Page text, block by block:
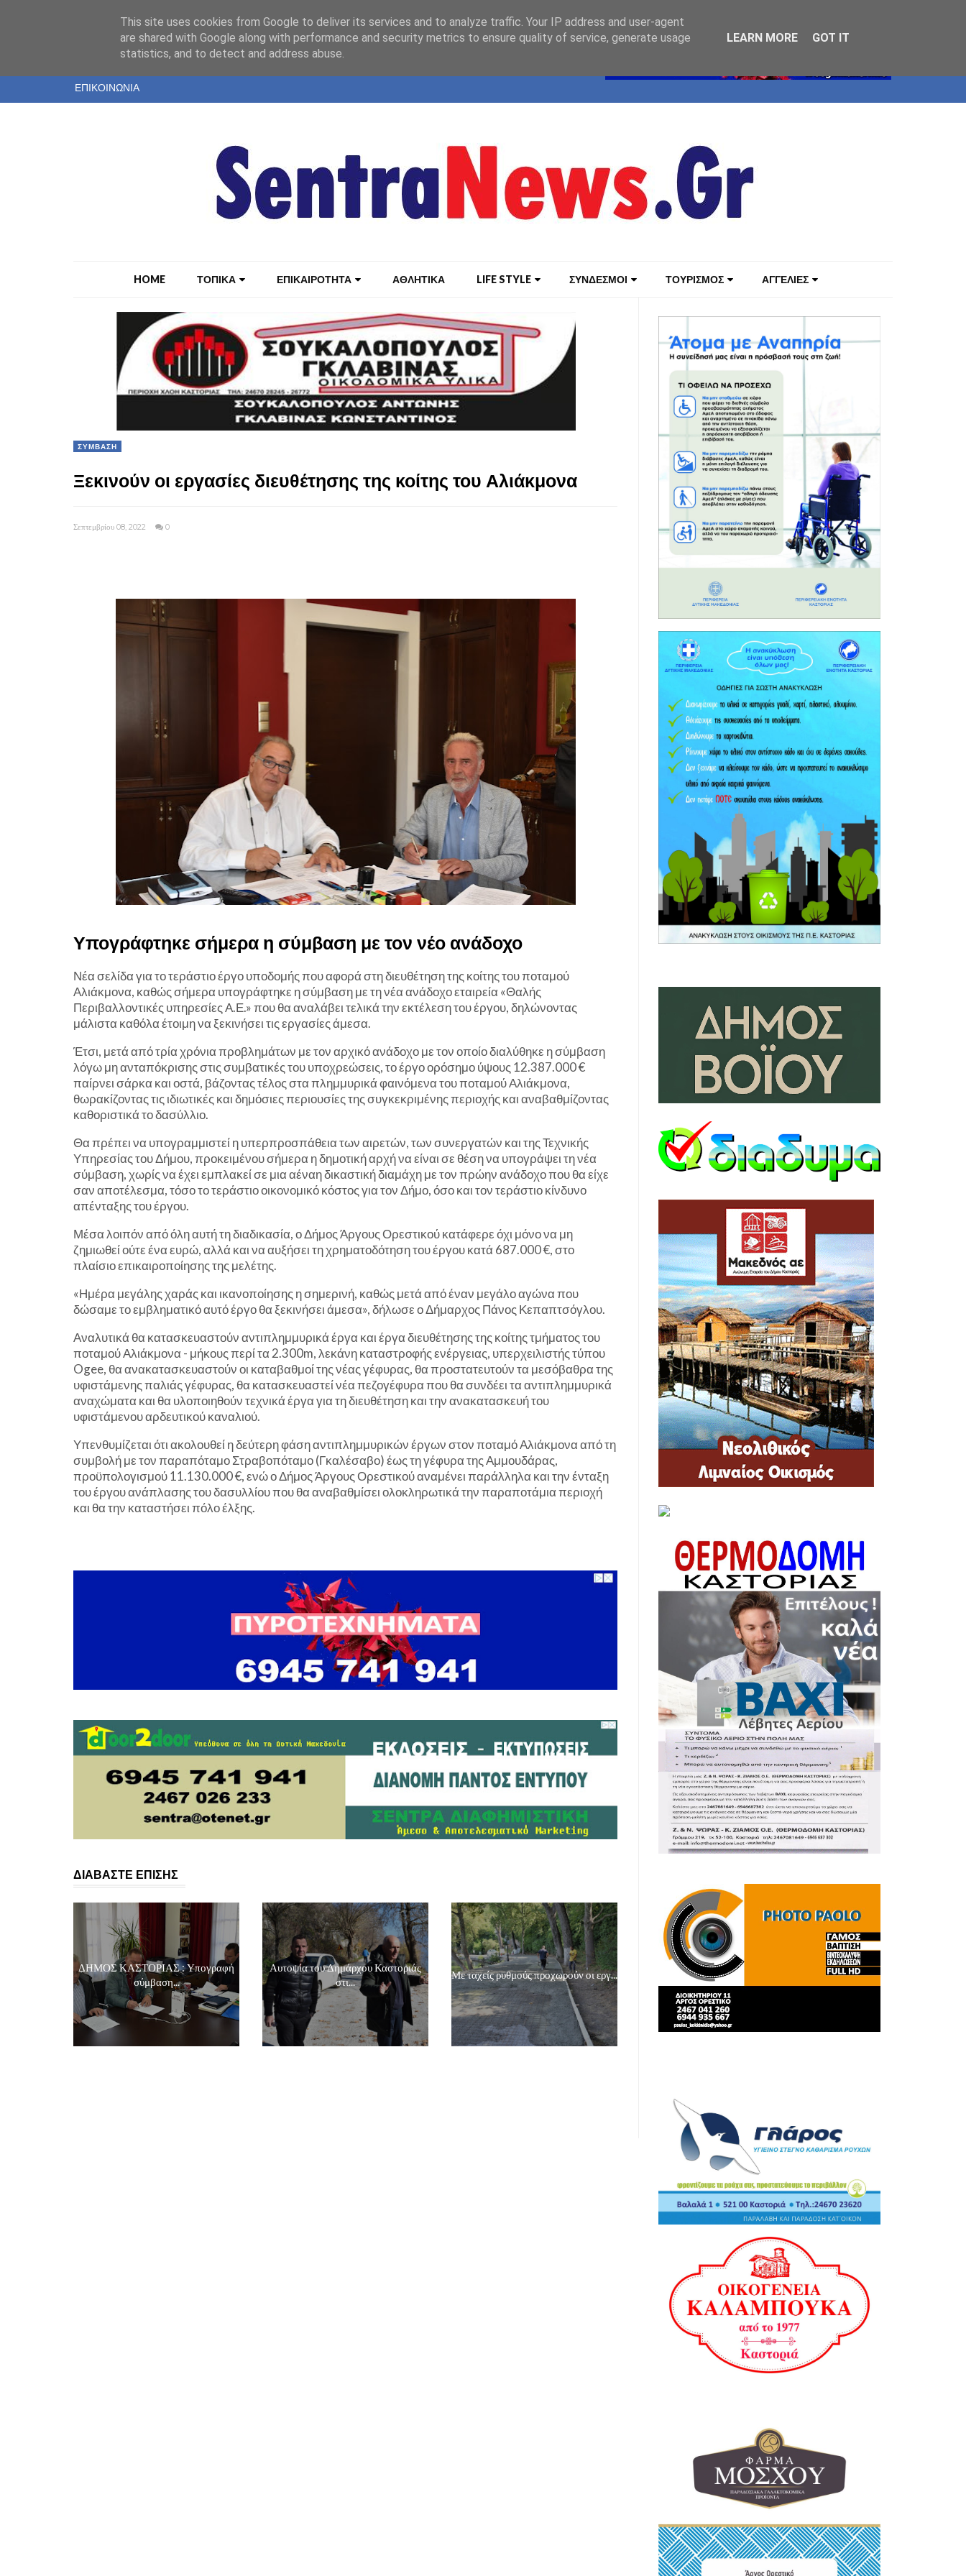
ΤΑΥΤΟΤΗΤΑ
ΕΝΤΥΠΗ ΕΚΔΟΣΗ
ΕΠΙΚΟΙΝΩΝΙΑ
HOME ΤΟΠΙΚΑ ΕΠΙΚΑΙΡΟΤΗΤΑ ΑΘΛΗΤΙΚΑ LIFE STYLE ΣΥΝΔΕΣΜΟΙ ΤΟΥΡΙΣΜΟΣ ΑΓΓΕΛΙΕΣ
ΣΥΜΒΑΣΗ
Ξεκινούν οι εργασίες διευθέτησης της κοίτης του Αλιάκμονα
Σεπτεμβρίου 08, 2022 0
Υπογράφτηκε σήμερα η σύμβαση με τον νέο ανάδοχο
Νέα σελίδα για το τεράστιο έργο υποδομής που αφορά στη διευθέτηση της κοίτης του ποταμού
Αλιάκμονα, καθώς σήμερα υπογράφτηκε η σύμβαση με τη νέα ανάδοχο εταιρεία «Θαλής
Περιβαλλοντικές υπηρεσίες Α.Ε.» που θα αναλάβει τελικά την εκτέλεση του έργου, δηλώνοντας
μάλιστα καθόλα έτοιμη να ξεκινήσει τις εργασίες άμεσα.
Έτσι, μετά από τρία χρόνια προβλημάτων με τον αρχικό ανάδοχο με τον οποίο διαλύθηκε η σύμβαση
λόγω μη ανταπόκρισης στις συμβατικές του υποχρεώσεις, το έργο ορόσημο ύψους 12.387.000 €
παίρνει σάρκα και οστά, βάζοντας τέλος στα πλημμυρικά φαινόμενα του ποταμού Αλιάκμονα,
θωρακίζοντας τις ιδιωτικές και δημόσιες περιουσίες της συγκεκριμένης περιοχής και αναβαθμίζοντας
καθοριστικά το δασύλλιο.
Θα πρέπει να υπογραμμιστεί η υπερπροσπάθεια των αιρετών, των συνεργατών και της Τεχνικής
Υπηρεσίας του Δήμου, προκειμένου σήμερα η δημοτική αρχή να είναι σε θέση να υπογράψει τη νέα
σύμβαση, χωρίς να έχει εμπλακεί σε μια αέναη δικαστική διαμάχη με τον πρώην ανάδοχο που θα είχε
σαν αποτέλεσμα, τόσο το τεράστιο οικονομικό κόστος για τον Δήμο, όσο και τον τεράστιο κίνδυνο
απένταξης του έργου.
Μέσα λοιπόν από όλη αυτή τη διαδικασία, ο Δήμος Άργους Ορεστικού κατάφερε όχι μόνο να μη
ζημιωθεί ούτε ένα ευρώ, αλλά και να αυξήσει τη χρηματοδότηση του έργου κατά 687.000 €, στο
πλαίσιο επικαιροποίησης της μελέτης.
«Ημέρα μεγάλης χαράς και ικανοποίησης η σημερινή, καθώς μετά από έναν μεγάλο αγώνα που
δώσαμε το εμβληματικό αυτό έργο θα ξεκινήσει άμεσα», δήλωσε ο Δήμαρχος Πάνος Κεπαπτσόγλου.
Αναλυτικά θα κατασκευαστούν αντιπλημμυρικά έργα και έργα διευθέτησης της κοίτης τμήματος του
ποταμού Αλιάκμονα - μήκους περί τα 2.300m, λεκάνη καταστροφής ενέργειας, υπερχειλιστής τύπου
Ogee, θα ανακατασκευαστούν οι καταβαθμοί της νέας γέφυρας, θα προστατευτούν τα μεσόβαθρα της
υφιστάμενης παλιάς γέφυρας, θα κατασκευαστεί νέα πεζογέφυρα που θα συνδέει τα αντιπλημμυρικά
αναχώματα και θα υλοποιηθούν τεχνικά έργα για τη διευθέτηση και την ανακατασκευή του
υφιστάμενου αρδευτικού καναλιού.
Υπενθυμίζεται ότι ακολουθεί η δεύτερη φάση αντιπλημμυρικών έργων στον ποταμό Αλιάκμονα από τη
συμβολή με τον παραπόταμο Στραβοπόταμο (Γκαλέσαβο) έως τη γέφυρα της Αμμουδάρας,
προϋπολογισμού 11.130.000 €, ενώ ο Δήμος Άργους Ορεστικού αναμένει παράλληλα και την ένταξη
του έργου ανάπλασης του δασυλλίου που θα αναβαθμίσει ολοκληρωτικά την παραποτάμια περιοχή
και θα την καταστήσει πόλο έλξης.
ΔΙΑΒΑΣΤΕ ΕΠΙΣΗΣ
ΔΗΜΟΣ ΚΑΣΤΟΡΙΑΣ : Υπογραφή
σύμβαση...
Αυτοψία του Δημάρχου Καστοριάς
στι...
Με ταχείς ρυθμούς προχωρούν οι εργ...
This site uses cookies from Google to deliver its services and to analyze traffic. Your IP address and user-agent
are shared with Google along with performance and security metrics to ensure quality of service, generate usage
statistics, and to detect and address abuse.
LEARN MORE GOT IT